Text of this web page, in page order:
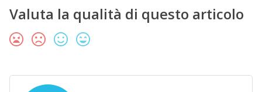
Valuta la qualità di questo articolo